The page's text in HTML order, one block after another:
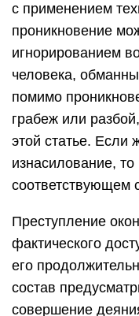
с применением
проникновение
игнорированием
человека,
помимо
грабеж или
этой статье. Если
изнасилование,
соответствующем
Преступление
фактического
его
состав
совершение